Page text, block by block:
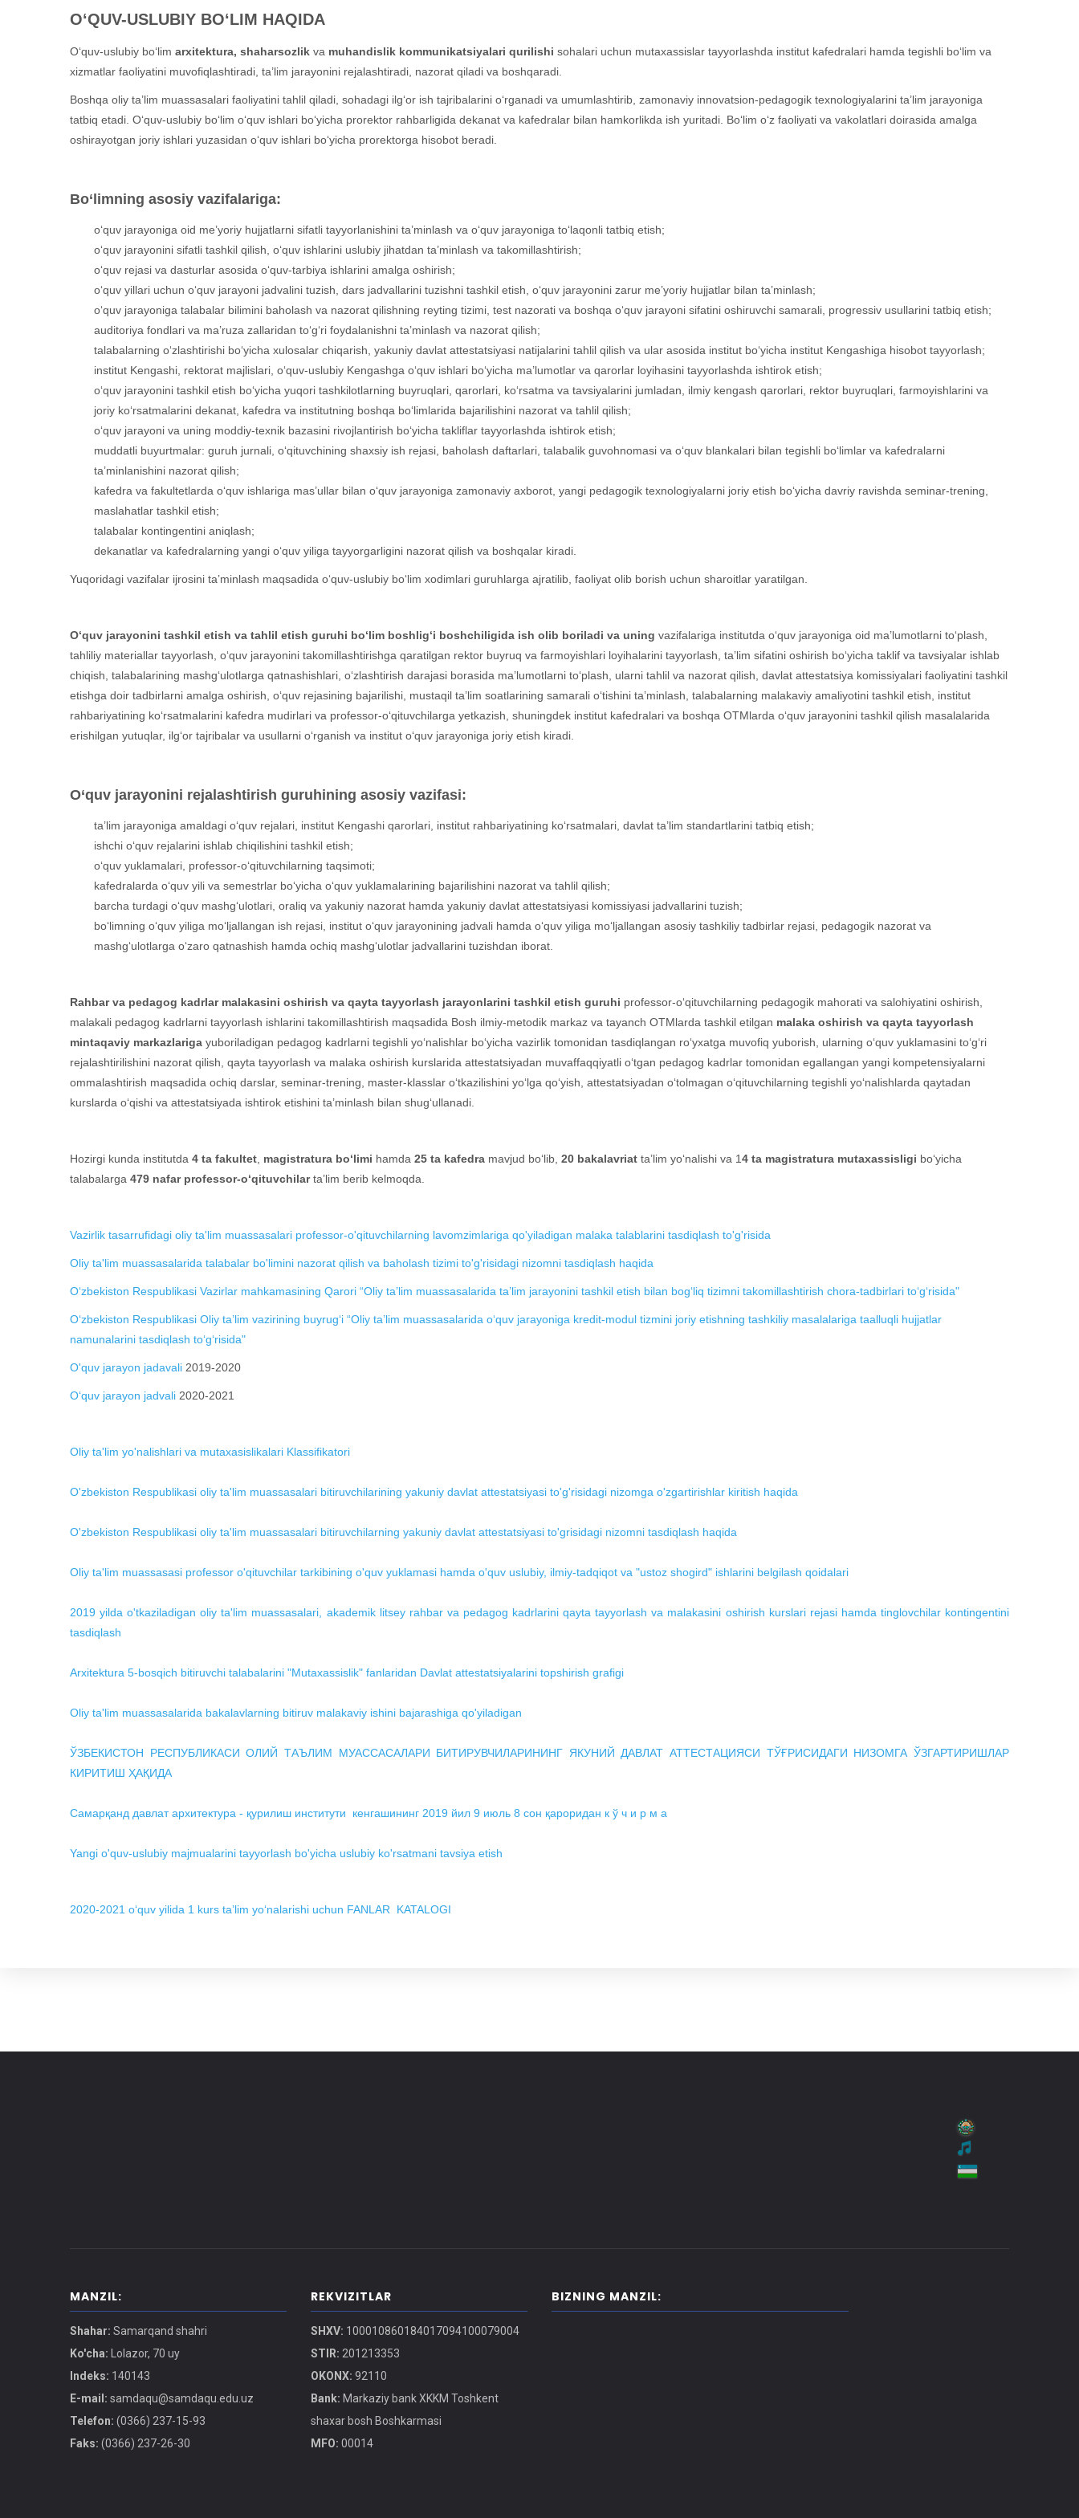
O‘QUV-USLUBIY BO‘LIM HAQIDA
O‘quv-uslubiy bo‘lim arxitektura, shaharsozlik va muhandislik kommunikatsiyalari qurilishi sohalari uchun mutaxassislar tayyorlashda institut kafedralari hamda tegishli bo‘lim va
xizmatlar faoliyatini muvofiqlashtiradi, ta’lim jarayonini rejalashtiradi, nazorat qiladi va boshqaradi.
Boshqa oliy ta’lim muassasalari faoliyatini tahlil qiladi, sohadagi ilg‘or ish tajribalarini o‘rganadi va umumlashtirib, zamonaviy innovatsion-pedagogik texnologiyalarini ta’lim jarayoniga
tatbiq etadi. O‘quv-uslubiy bo‘lim o‘quv ishlari bo‘yicha prorektor rahbarligida dekanat va kafedralar bilan hamkorlikda ish yuritadi. Bo‘lim o‘z faoliyati va vakolatlari doirasida amalga
oshirayotgan joriy ishlari yuzasidan o‘quv ishlari bo‘yicha prorektorga hisobot beradi.
Bo‘limning asosiy vazifalariga:
o‘quv jarayoniga oid me’yoriy hujjatlarni sifatli tayyorlanishini ta’minlash va o‘quv jarayoniga to‘laqonli tatbiq etish;
o‘quv jarayonini sifatli tashkil qilish, o‘quv ishlarini uslubiy jihatdan ta’minlash va takomillashtirish;
o‘quv rejasi va dasturlar asosida o‘quv-tarbiya ishlarini amalga oshirish;
o‘quv yillari uchun o‘quv jarayoni jadvalini tuzish, dars jadvallarini tuzishni tashkil etish, o‘quv jarayonini zarur me’yoriy hujjatlar bilan ta’minlash;
o‘quv jarayoniga talabalar bilimini baholash va nazorat qilishning reyting tizimi, test nazorati va boshqa o‘quv jarayoni sifatini oshiruvchi samarali, progressiv usullarini tatbiq etish;
auditoriya fondlari va ma’ruza zallaridan to‘g‘ri foydalanishni ta’minlash va nazorat qilish;
talabalarning o‘zlashtirishi bo‘yicha xulosalar chiqarish, yakuniy davlat attestatsiyasi natijalarini tahlil qilish va ular asosida institut bo‘yicha institut Kengashiga hisobot tayyorlash;
institut Kengashi, rektorat majlislari, o‘quv-uslubiy Kengashga o‘quv ishlari bo‘yicha ma’lumotlar va qarorlar loyihasini tayyorlashda ishtirok etish;
o‘quv jarayonini tashkil etish bo‘yicha yuqori tashkilotlarning buyruqlari, qarorlari, ko‘rsatma va tavsiyalarini jumladan, ilmiy kengash qarorlari, rektor buyruqlari, farmoyishlarini va
joriy ko‘rsatmalarini dekanat, kafedra va institutning boshqa bo‘limlarida bajarilishini nazorat va tahlil qilish;
o‘quv jarayoni va uning moddiy-texnik bazasini rivojlantirish bo‘yicha takliflar tayyorlashda ishtirok etish;
muddatli buyurtmalar: guruh jurnali, o‘qituvchining shaxsiy ish rejasi, baholash daftarlari, talabalik guvohnomasi va o‘quv blankalari bilan tegishli bo‘limlar va kafedralarni
ta’minlanishini nazorat qilish;
kafedra va fakultetlarda o‘quv ishlariga mas’ullar bilan o‘quv jarayoniga zamonaviy axborot, yangi pedagogik texnologiyalarni joriy etish bo‘yicha davriy ravishda seminar-trening,
maslahatlar tashkil etish;
talabalar kontingentini aniqlash;
dekanatlar va kafedralarning yangi o‘quv yiliga tayyorgarligini nazorat qilish va boshqalar kiradi.
Yuqoridagi vazifalar ijrosini ta’minlash maqsadida o‘quv-uslubiy bo‘lim xodimlari guruhlarga ajratilib, faoliyat olib borish uchun sharoitlar yaratilgan.
O‘quv jarayonini tashkil etish va tahlil etish guruhi bo‘lim boshlig‘i boshchiligida ish olib boriladi va uning vazifalariga institutda o‘quv jarayoniga oid ma’lumotlarni to‘plash,
tahliliy materiallar tayyorlash, o‘quv jarayonini takomillashtirishga qaratilgan rektor buyruq va farmoyishlari loyihalarini tayyorlash, ta’lim sifatini oshirish bo‘yicha taklif va tavsiyalar ishlab
chiqish, talabalarining mashg‘ulotlarga qatnashishlari, o‘zlashtirish darajasi borasida ma’lumotlarni to‘plash, ularni tahlil va nazorat qilish, davlat attestatsiya komissiyalari faoliyatini tashkil
etishga doir tadbirlarni amalga oshirish, o‘quv rejasining bajarilishi, mustaqil ta’lim soatlarining samarali o‘tishini ta’minlash, talabalarning malakaviy amaliyotini tashkil etish, institut
rahbariyatining ko‘rsatmalarini kafedra mudirlari va professor-o‘qituvchilarga yetkazish, shuningdek institut kafedralari va boshqa OTMlarda o‘quv jarayonini tashkil qilish masalalarida
erishilgan yutuqlar, ilg‘or tajribalar va usullarni o‘rganish va institut o‘quv jarayoniga joriy etish kiradi.
O‘quv jarayonini rejalashtirish guruhining asosiy vazifasi:
ta’lim jarayoniga amaldagi o‘quv rejalari, institut Kengashi qarorlari, institut rahbariyatining ko‘rsatmalari, davlat ta’lim standartlarini tatbiq etish;
ishchi o‘quv rejalarini ishlab chiqilishini tashkil etish;
o‘quv yuklamalari, professor-o‘qituvchilarning taqsimoti;
kafedralarda o‘quv yili va semestrlar bo‘yicha o‘quv yuklamalarining bajarilishini nazorat va tahlil qilish;
barcha turdagi o‘quv mashg‘ulotlari, oraliq va yakuniy nazorat hamda yakuniy davlat attestatsiyasi komissiyasi jadvallarini tuzish;
bo‘limning o‘quv yiliga mo‘ljallangan ish rejasi, institut o‘quv jarayonining jadvali hamda o‘quv yiliga mo‘ljallangan asosiy tashkiliy tadbirlar rejasi, pedagogik nazorat va
mashg‘ulotlarga o‘zaro qatnashish hamda ochiq mashg‘ulotlar jadvallarini tuzishdan iborat.
Rahbar va pedagog kadrlar malakasini oshirish va qayta tayyorlash jarayonlarini tashkil etish guruhi professor-o‘qituvchilarning pedagogik mahorati va salohiyatini oshirish,
malakali pedagog kadrlarni tayyorlash ishlarini takomillashtirish maqsadida Bosh ilmiy-metodik markaz va tayanch OTMlarda tashkil etilgan malaka oshirish va qayta tayyorlash
mintaqaviy markazlariga yuboriladigan pedagog kadrlarni tegishli yo‘nalishlar bo‘yicha vazirlik tomonidan tasdiqlangan ro‘yxatga muvofiq yuborish, ularning o‘quv yuklamasini to‘g‘ri
rejalashtirilishini nazorat qilish, qayta tayyorlash va malaka oshirish kurslarida attestatsiyadan muvaffaqqiyatli o‘tgan pedagog kadrlar tomonidan egallangan yangi kompetensiyalarni
ommalashtirish maqsadida ochiq darslar, seminar-trening, master-klasslar o‘tkazilishini yo‘lga qo‘yish, attestatsiyadan o‘tolmagan o‘qituvchilarning tegishli yo‘nalishlarda qaytadan
kurslarda o‘qishi va attestatsiyada ishtirok etishini ta’minlash bilan shug‘ullanadi.
Hozirgi kunda institutda 4 ta fakultet magistratura bo‘limi hamda 25 ta kafedra mavjud bo‘lib, 20 bakalavriat ta’lim yo‘nalishi va 14 ta magistratura mutaxassisligi bo‘yicha
talabalarga 479 nafar professor-o‘qituvchilarta’lim berib kelmoqda.
Vazirlik tasarrufidagi oliy ta'lim muassasalari professor-o'qituvchilarning lavomzimlariga qo'yiladigan malaka talablarini tasdiqlash to'g'risida
Oliy ta'lim muassasalarida talabalar bo'limini nazorat qilish va baholash tizimi to'g'risidagi nizomni tasdiqlash haqida
O‘zbekiston Respublikasi Vazirlar mahkamasining Qarori “Oliy ta’lim muassasalarida ta’lim jarayonini tashkil etish bilan bog‘liq tizimni takomillashtirish chora-tadbirlari to‘g‘risida"
O‘zbekiston Respublikasi Oliy ta’lim vazirining buyrug‘i “Oliy ta’lim muassasalarida o‘quv jarayoniga kredit-modul tizmini joriy etishning tashkiliy masalalariga taalluqli hujjatlar
namunalarini tasdiqlash to‘g‘risida"
O'quv jarayon jadavali 2019-2020
O‘quv jarayon jadvali 2020-2021
Oliy ta'lim yo'nalishlari va mutaxasislikalari Klassifikatori
O'zbekiston Respublikasi oliy ta'lim muassasalari bitiruvchilarining yakuniy davlat attestatsiyasi to'g'risidagi nizomga o'zgartirishlar kiritish haqida
O'zbekiston Respublikasi oliy ta'lim muassasalari bitiruvchilarning yakuniy davlat attestatsiyasi to'grisidagi nizomni tasdiqlash haqida
Oliy ta'lim muassasasi professor o'qituvchilar tarkibining o'quv yuklamasi hamda o'quv uslubiy, ilmiy-tadqiqot va "ustoz shogird" ishlarini belgilash qoidalari
2019 yilda o'tkaziladigan oliy ta'lim muassasalari, akademik litsey rahbar va pedagog kadrlarini qayta tayyorlash va malakasini oshirish kurslari rejasi hamda tinglovchilar kontingentini
tasdiqlash
Arxitektura 5-bosqich bitiruvchi talabalarini "Mutaxassislik" fanlaridan Davlat attestatsiyalarini topshirish grafigi
Oliy ta'lim muassasalarida bakalavlarning bitiruv malakaviy ishini bajarashiga qo'yiladigan
ЎЗБЕКИСТОН РЕСПУБЛИКАСИ ОЛИЙ ТАЪЛИМ МУАССАСАЛАРИ БИТИРУВЧИЛАРИНИНГ ЯКУНИЙ ДАВЛАТ АТТЕСТАЦИЯСИ ТЎҒРИСИДАГИ НИЗОМГА ЎЗГАРТИРИШЛАР
КИРИТИШ ҲАҚИДА
Самарқанд давлат архитектура - қурилиш институти кенгашининг 2019 йил 9 июль 8 сон қароридан к ў ч и р м а
Yangi o'quv-uslubiy majmualarini tayyorlash bo'yicha uslubiy ko'rsatmani tavsiya etish
2020-2021 oʻquv yilida 1 kurs taʼlim yoʻnalarishi uchun FANLAR KATALOGI
MANZIL:
Shahar: Samarqand shahri
Ko'cha: Lolazor, 70 uy
Indeks: 140143
E-mail: samdaqu@samdaqu.edu.uz
Telefon: (0366) 237-15-93
Faks: (0366) 237-26-30
REKVIZITLAR
SHXV: 100010860184017094100079004
STIR: 201213353
OKONX: 92110
Bank: Markaziy bank XKKM Toshkent
shaxar bosh Boshkarmasi
MFO: 00014
BIZNING MANZIL: